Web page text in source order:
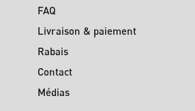
FAQ
Livraison & paiement
Rabais
Contact
Médias